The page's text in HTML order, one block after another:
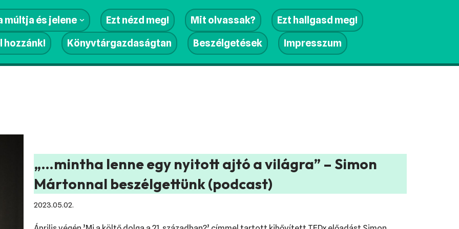
múltja és jelene Ezt nézd meg! Mit olvassak?
Ezt hallgasd meg!
hozzánk!
Könyvtárgazdaságtan Beszélgetések Impresszum
„…mintha lenne egy nyitott ajtó a világra” – Simon
Mártonnal beszélgettünk (podcast)
2023.05.02.